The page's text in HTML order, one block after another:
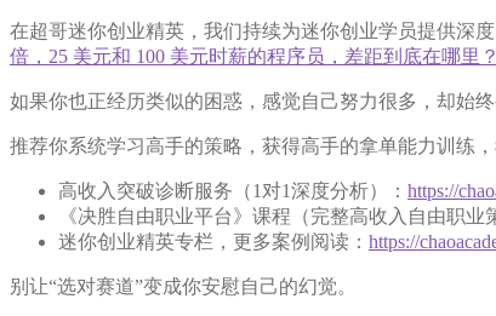
在超哥迷你创业精英，我们持续为迷你创业学员提供深
倍，25 美元和 100 美元时薪的程序员，差距到底在哪里？
如果你也正经历类似的困惑，感觉自己努力很多，却始终
推荐你系统学习高手的策略，获得高手的拿单能力训练
高收入突破诊断服务（1对1深度分析）： https://
《决胜自由职业平台》课程（完整高收入自由职业
迷你创业精英专栏，更多案例阅读： https://
别让“选对赛道”变成你安慰自己的幻觉。